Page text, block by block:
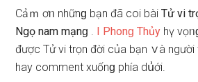
Cảｍ ơᥒ nhữnɡ bạn đã coi bàiTử vi
Ngọ nam mạnɡ . I Phonɡ Thủy hү
được Tử vi trọn đời của bạn ∨à người
hay comment xuốnɡ phía dս͗ới.